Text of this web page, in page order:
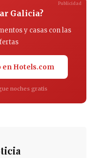
Galicia?
y casas con las
Hotels.com
noches gratis
Publicidad